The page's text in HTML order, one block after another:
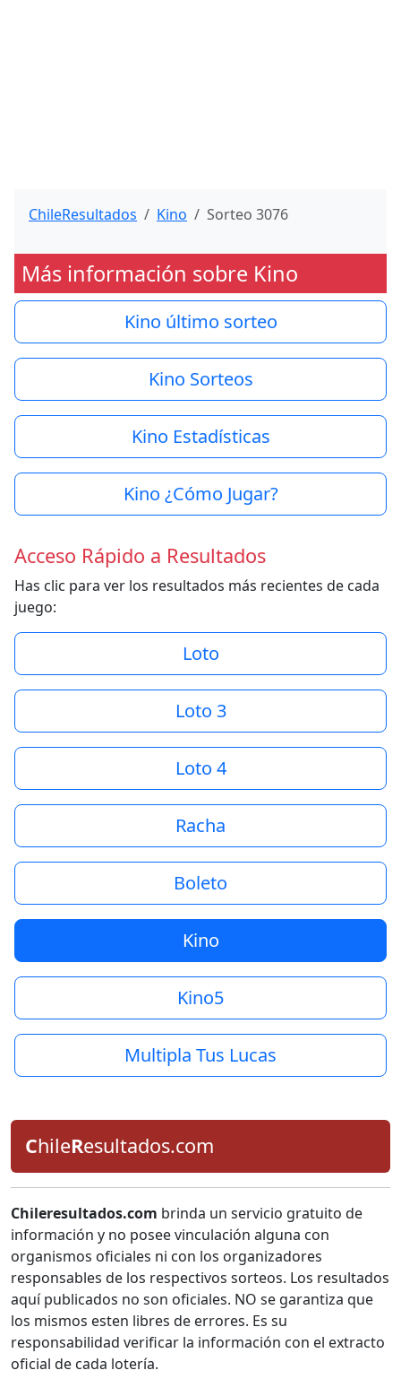
ChileResultados Kino Sorteo 3076
Más información sobre Kino
Kino último sorteo
Kino Sorteos
Kino Estadísticas
Kino ¿Cómo Jugar?
Acceso Rápido a Resultados
Has clic para ver los resultados más recientes de cada
juego:
Loto
Loto 3
Loto 4
Racha
Boleto
Kino
Kino5
Multipla Tus Lucas
ChileResultados.com
Chileresultados.com brinda un servicio gratuito de
información y no posee vinculación alguna con
organismos oficiales ni con los organizadores
responsables de los respectivos sorteos. Los resultados
aquí publicados no son oficiales. NO se garantiza que
los mismos esten libres de errores. Es su
responsabilidad verificar la información con el extracto
oficial de cada lotería.